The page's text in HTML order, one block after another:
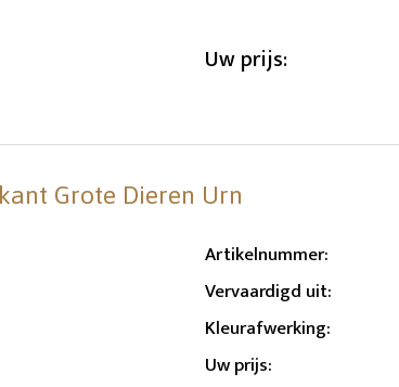
Uw prijs:
Grote Dieren Urn
Artikelnummer:
Vervaardigd uit:
Kleurafwerking:
Uw prijs: